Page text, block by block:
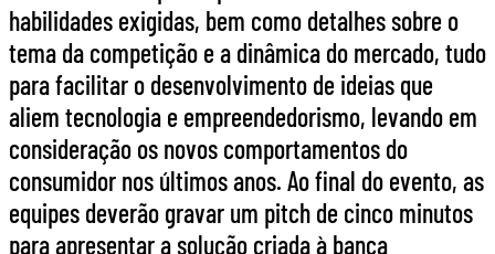
habilidades exigidas, bem como detalhes sobre o
tema da competição e a dinâmica do mercado, tudo
para facilitar o desenvolvimento de ideias que
aliem tecnologia e empreendedorismo, levando em
consideração os novos comportamentos do
consumidor nos últimos anos. Ao final do evento, as
equipes deverão gravar um pitch de cinco minutos
para apresentar a solução criada à banca